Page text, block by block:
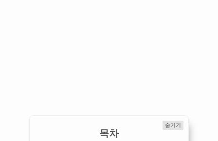
목차
숨기기